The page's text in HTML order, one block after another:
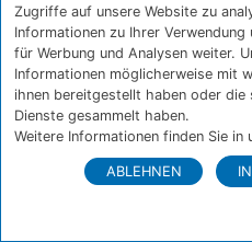
sofort verfügbar
vergleichen
115,00 €
Zugriffe auf unsere Website zu
Informationen zu Ihrer
für Werbung und Analysen weiter.
Informationen möglicherweise mit
ihnen bereitgestellt haben oder die
Dienste gesammelt haben.
Weitere Informationen finden Sie in
ABLEHNEN